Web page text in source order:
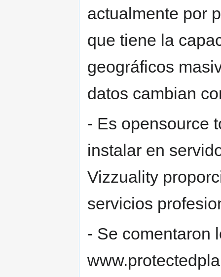
actualmente por
que tiene la
geográficos
datos cambian
- Es opensource
instalar en
Vizzuality
servicios
- Se comentaron